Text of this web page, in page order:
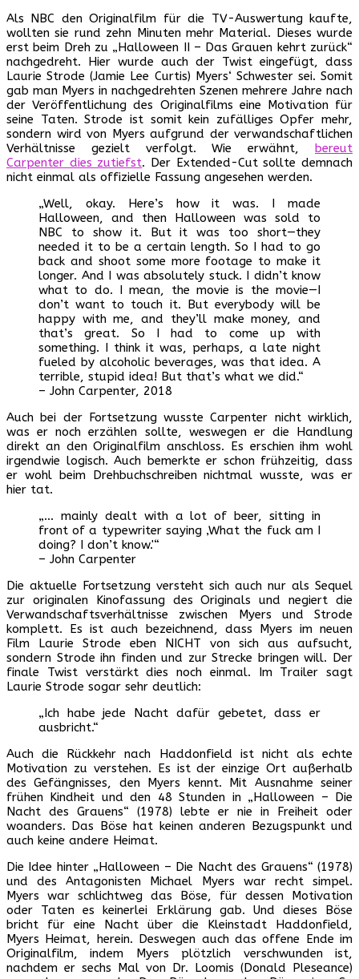
Als NBC den Originalfilm für die TV-Auswertung kaufte,
wollten sie rund zehn Minuten mehr Material. Dieses wurde
erst beim Dreh zu „Halloween II – Das Grauen kehrt zurück“
nachgedreht. Hier wurde auch der Twist eingefügt, dass
Laurie Strode (Jamie Lee Curtis) Myers‘ Schwester sei. Somit
gab man Myers in nachgedrehten Szenen mehrere Jahre nach
der Veröffentlichung des Originalfilms eine Motivation für
seine Taten. Strode ist somit kein zufälliges Opfer mehr,
sondern wird von Myers aufgrund der verwandschaftlichen
Verhältnisse gezielt verfolgt. Wie erwähnt, bereut
Carpenter dies zutiefst. Der Extended-Cut sollte demnach
nicht einmal als offizielle Fassung angesehen werden.
„Well, okay. Here’s how it was. I made
Halloween, and then Halloween was sold to
NBC to show it. But it was too short—they
needed it to be a certain length. So I had to go
back and shoot some more footage to make it
longer. And I was absolutely stuck. I didn’t know
what to do. I mean, the movie is the movie—I
don’t want to touch it. But everybody will be
happy with me, and they’ll make money, and
that’s great. So I had to come up with
something. I think it was, perhaps, a late night
fueled by alcoholic beverages, was that idea. A
terrible, stupid idea! But that’s what we did.“
– John Carpenter, 2018
Auch bei der Fortsetzung wusste Carpenter nicht wirklich,
was er noch erzählen sollte, weswegen er die Handlung
direkt an den Originalfilm anschloss. Es erschien ihm wohl
irgendwie logisch. Auch bemerkte er schon frühzeitig, dass
er wohl beim Drehbuchschreiben nichtmal wusste, was er
hier tat.
„… mainly dealt with a lot of beer, sitting in
front of a typewriter saying ‚What the fuck am I
doing? I don’t know.'“
– John Carpenter
Die aktuelle Fortsetzung versteht sich auch nur als Sequel
zur originalen Kinofassung des Originals und negiert die
Verwandschaftsverhältnisse zwischen Myers und Strode
komplett. Es ist auch bezeichnend, dass Myers im neuen
Film Laurie Strode eben NICHT von sich aus aufsucht,
sondern Strode ihn finden und zur Strecke bringen will. Der
finale Twist verstärkt dies noch einmal. Im Trailer sagt
Laurie Strode sogar sehr deutlich:
„Ich habe jede Nacht dafür gebetet, dass er
ausbricht.“
Auch die Rückkehr nach Haddonfield ist nicht als echte
Motivation zu verstehen. Es ist der einzige Ort außerhalb
des Gefängnisses, den Myers kennt. Mit Ausnahme seiner
frühen Kindheit und den 48 Stunden in „Halloween – Die
Nacht des Grauens“ (1978) lebte er nie in Freiheit oder
woanders. Das Böse hat keinen anderen Bezugspunkt und
auch keine andere Heimat.
Die Idee hinter „Halloween – Die Nacht des Grauens“ (1978)
und des Antagonisten Michael Myers war recht simpel.
Myers war schlichtweg das Böse, für dessen Motivation
oder Taten es keinerlei Erklärung gab. Und dieses Böse
bricht für eine Nacht über die Kleinstadt Haddonfield,
Myers Heimat, herein. Deswegen auch das offene Ende im
Originalfilm, indem Myers plötzlich verschwunden ist,
nachdem er sechs Mal von Dr. Loomis (Donald Pleseance)